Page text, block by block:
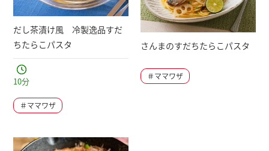
だし茶漬け風 冷製逸品すだ
ちたらこパスタ
10分
＃ママワザ
さんまのすだちたらこパスタ
＃ママワザ